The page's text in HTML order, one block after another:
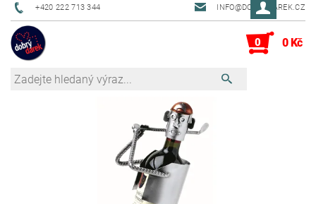
+420 222 713 344 INFO@DOBRYDAREK.CZ
0 0 Kč